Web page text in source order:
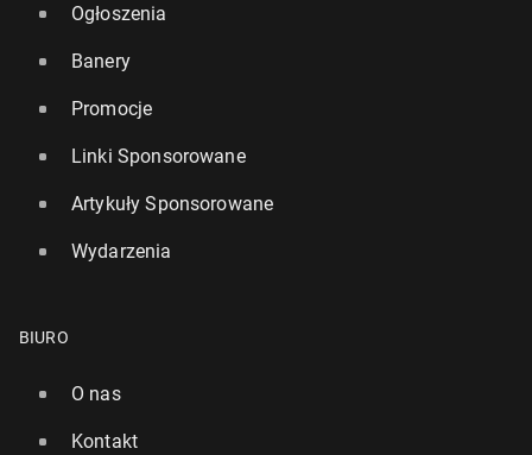
Ogłoszenia
Banery
Promocje
Linki Sponsorowane
Artykuły Sponsorowane
Wydarzenia
BIURO
O nas
Kontakt